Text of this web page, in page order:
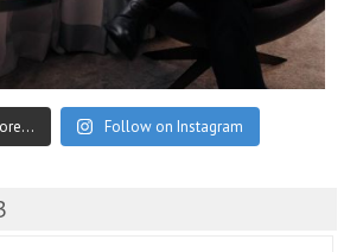
Follow on Instagram